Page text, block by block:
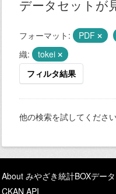
データセットが
フォーマット: PDF
織:
tokei
フィルタ結果
他の検索を試してください
About みやざき統計BOXデー
CKAN API